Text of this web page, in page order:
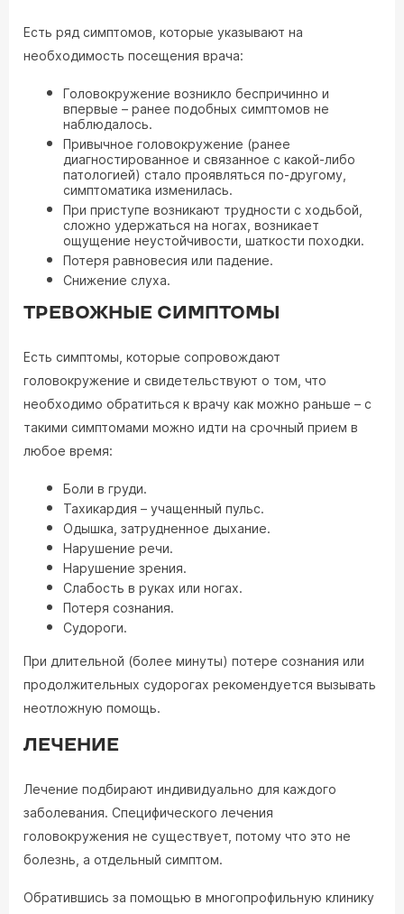
Есть ряд симптомов, которые указывают на
необходимость посещения врача:
Головокружение возникло беспричинно и
впервые – ранее подобных симптомов не
наблюдалось.
Привычное головокружение (ранее
диагностированное и связанное с какой-либо
патологией) стало проявляться по-другому,
симптоматика изменилась.
При приступе возникают трудности с ходьбой,
сложно удержаться на ногах, возникает
ощущение неустойчивости, шаткости походки.
Потеря равновесия или падение.
Снижение слуха.
ТРЕВОЖНЫЕ СИМПТОМЫ
Есть симптомы, которые сопровождают
головокружение и свидетельствуют о том, что
необходимо обратиться к врачу как можно раньше – с
такими симптомами можно идти на срочный прием в
любое время:
Боли в груди.
Тахикардия – учащенный пульс.
Одышка, затрудненное дыхание.
Нарушение речи.
Нарушение зрения.
Слабость в руках или ногах.
Потеря сознания.
Судороги.
При длительной (более минуты) потере сознания или
продолжительных судорогах рекомендуется вызывать
неотложную помощь.
ЛЕЧЕНИЕ
Лечение подбирают индивидуально для каждого
заболевания. Специфического лечения
головокружения не существует, потому что это не
болезнь, а отдельный симптом.
Обратившись за помощью в многопрофильную клинику